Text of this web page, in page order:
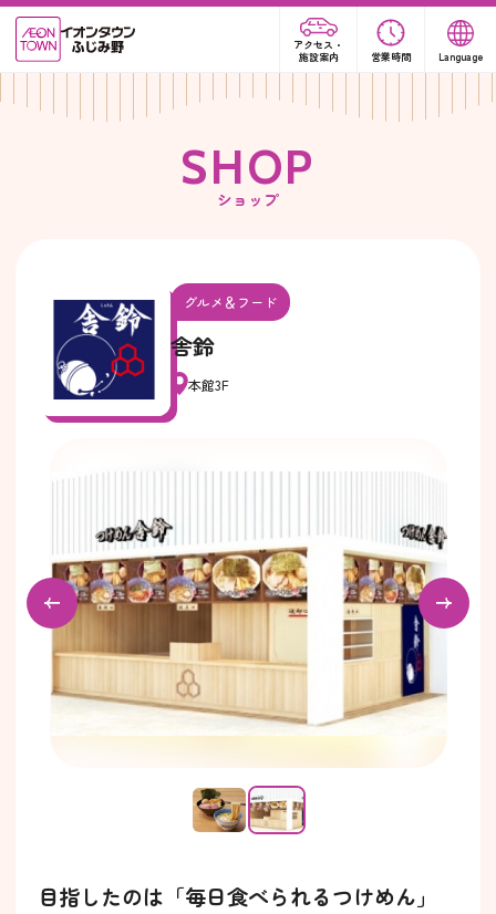
アクセス・
施設案内
営業時間 Language
SHOP
ショップ
グルメ＆フード
舎鈴
本館3F
目指したのは「毎日食べられるつけめん」